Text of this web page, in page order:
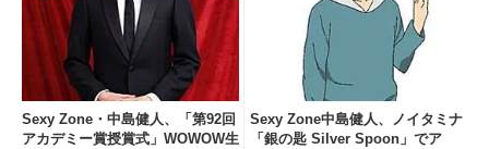
Sexy Zone・中島健人、「第92回
アカデミー賞授賞式」WOWOW生
Sexy Zone中島健人、ノイタミナ
「銀の匙 Silver Spoon」でア